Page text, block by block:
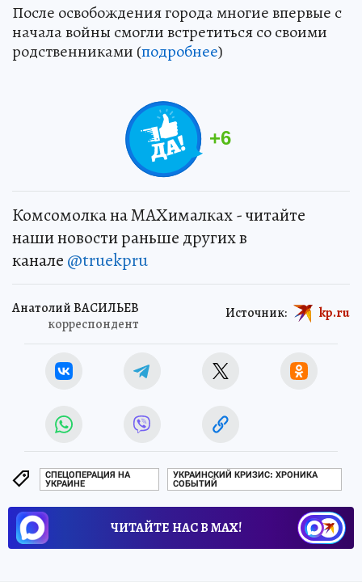
После освобождения города многие впервые с
начала войны смогли встретиться со своими
родственниками (подробнее)
+6
Комсомолка на MAXималках - читайте
наши новости раньше других в
канале @truekpru
Анатолий ВАСИЛЬЕВ
корреспондент
Источник: kp.ru
СПЕЦОПЕРАЦИЯ НА
УКРАИНЕ
УКРАИНСКИЙ КРИЗИС: ХРОНИКА
СОБЫТИЙ
ЧИТАЙТЕ НАС В МАХ!